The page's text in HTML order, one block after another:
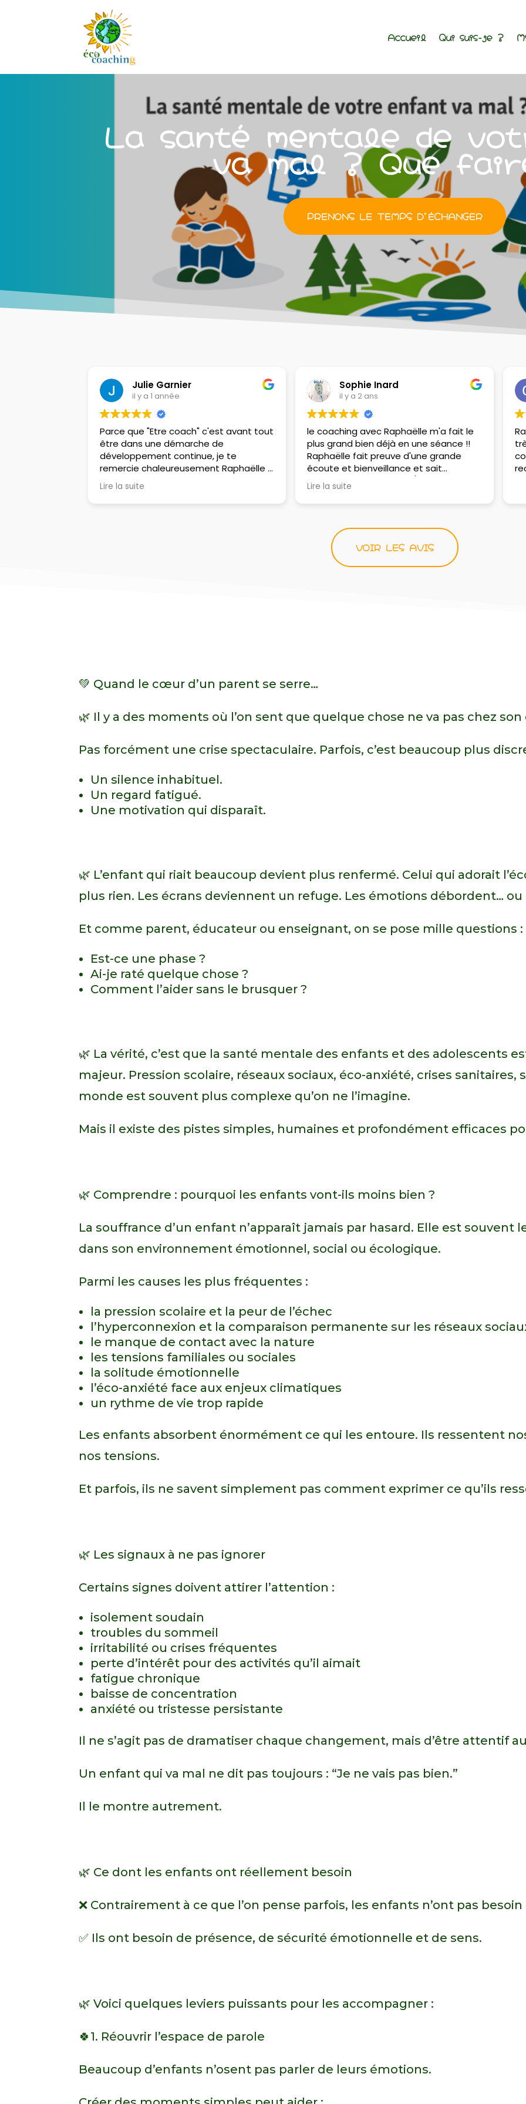
Accueil Qui suis-je ?
La santé mentale de
va mal ? Que
PRENONS LE TEMPS D'ÉCHANGER
Julie Garnier
il y a 1 année
Parce que "Etre coach" c'est avant tout
être dans une démarche de
développement continue, je te
remercie chaleureusement Raphaëlle !
Pour m'avoir accompagné sur le
magnifique chemin de la libération,
m'avoir poussé dans mes
Lire la suite
Sophie Inard
il y a 2 ans
le coaching avec Raphaëlle m'a fait le
plus grand bien déjà en une séance !!
Raphaëlle fait preuve d'une grande
écoute et bienveillance et sait
s'adapter tout de suite / comprend
très bien ce qui est parfois caché
derriere les mots. Merci !
Lire la suite
VOIR LES AVIS
💚 Quand le cœur d’un parent se serre…
🌿 Il y a des moments où l’on sent que quelque chose ne va pas chez
Pas forcément une crise spectaculaire. Parfois, c’est beaucoup plus
Un silence inhabituel.
Un regard fatigué.
Une motivation qui disparaît.
🌿 L’enfant qui riait beaucoup devient plus renfermé. Celui qui adorait
plus rien. Les écrans deviennent un refuge. Les émotions débordent… ou
Et comme parent, éducateur ou enseignant, on se pose mille questions :
Est-ce une phase ?
Ai-je raté quelque chose ?
Comment l’aider sans le brusquer ?
🌿 La vérité, c’est que la santé mentale des enfants et des adolescents
majeur. Pression scolaire, réseaux sociaux, éco-anxiété, crises
monde est souvent plus complexe qu’on ne l’imagine.
Mais il existe des pistes simples, humaines et profondément efficaces
🌿 Comprendre : pourquoi les enfants vont-ils moins bien ?
La souffrance d’un enfant n’apparaît jamais par hasard. Elle est souvent
dans son environnement émotionnel, social ou écologique.
Parmi les causes les plus fréquentes :
la pression scolaire et la peur de l’échec
l’hyperconnexion et la comparaison permanente sur les réseaux
le manque de contact avec la nature
les tensions familiales ou sociales
la solitude émotionnelle
l’éco-anxiété face aux enjeux climatiques
un rythme de vie trop rapide
Les enfants absorbent énormément ce qui les entoure. Ils ressentent
nos tensions.
Et parfois, ils ne savent simplement pas comment exprimer ce qu’ils
🌿 Les signaux à ne pas ignorer
Certains signes doivent attirer l’attention :
isolement soudain
troubles du sommeil
irritabilité ou crises fréquentes
perte d’intérêt pour des activités qu’il aimait
fatigue chronique
baisse de concentration
anxiété ou tristesse persistante
Il ne s’agit pas de dramatiser chaque changement, mais d’être attentif
Un enfant qui va mal ne dit pas toujours : “Je ne vais pas bien.”
Il le montre autrement.
🌿 Ce dont les enfants ont réellement besoin
❌ Contrairement à ce que l’on pense parfois, les enfants n’ont pas
✅ Ils ont besoin de présence, de sécurité émotionnelle et de sens.
🌿 Voici quelques leviers puissants pour les accompagner :
🍀1. Réouvrir l’espace de parole
Beaucoup d’enfants n’osent pas parler de leurs émotions.